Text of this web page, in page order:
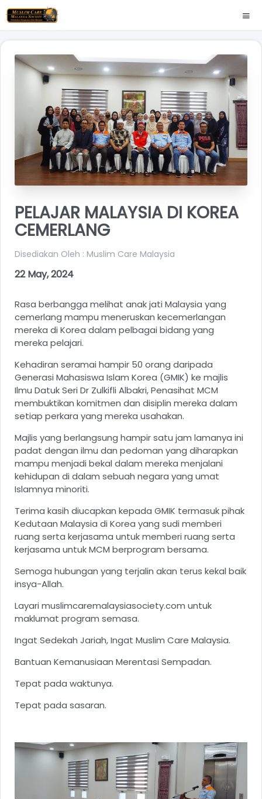
PELAJAR MALAYSIA DI KOREA
CEMERLANG
Disediakan Oleh : Muslim Care Malaysia
22 May, 2024
Rasa berbangga melihat anak jati Malaysia yang
cemerlang mampu meneruskan kecemerlangan
mereka di Korea dalam pelbagai bidang yang
mereka pelajari.
Kehadiran seramai hampir 50 orang daripada
Generasi Mahasiswa Islam Korea (GMIK) ke majlis
Ilmu Datuk Seri Dr Zulkifli Albakri, Penasihat MCM
membuktikan komitmen dan disiplin mereka dalam
setiap perkara yang mereka usahakan.
Majlis yang berlangsung hampir satu jam lamanya ini
padat dengan ilmu dan pedoman yang diharapkan
mampu menjadi bekal dalam mereka menjalani
kehidupan di dalam sebuah negara yang umat
Islamnya minoriti.
Terima kasih diucapkan kepada GMIK termasuk pihak
Kedutaan Malaysia di Korea yang sudi memberi
ruang serta kerjasama untuk memberi ruang serta
kerjasama untuk MCM berprogram bersama.
Semoga hubungan yang terjalin akan terus kekal baik
insya-Allah.
Layari muslimcaremalaysiasociety.com untuk
maklumat program semasa.
Ingat Sedekah Jariah, Ingat Muslim Care Malaysia.
Bantuan Kemanusiaan Merentasi Sempadan.
Tepat pada waktunya.
Tepat pada sasaran.